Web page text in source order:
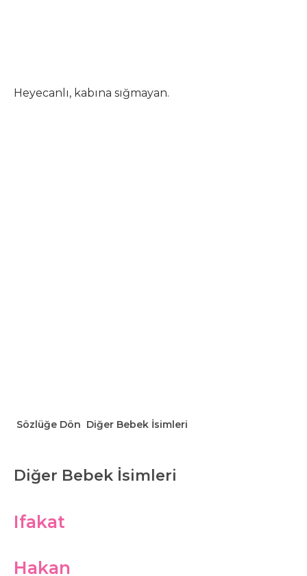
Heyecanlı, kabına sığmayan.
Sözlüğe Dön Diğer Bebek İsimleri
Diğer Bebek İsimleri
Ifakat
Hakan